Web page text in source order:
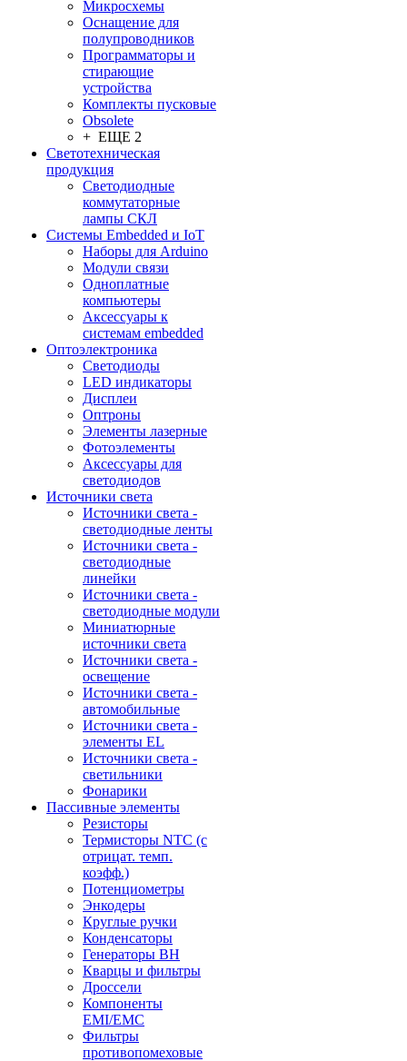
Микросхемы
Оснащение для
полупроводников
Программаторы и
стирающие
устройства
Комплекты пусковые
Obsolete
+ ЕЩЕ 2
Светотехническая
продукция
Светодиодные
коммутаторные
лампы СКЛ
Системы Embedded и IoT
Наборы для Arduino
Модули связи
Одноплатные
компьютеры
Аксессуары к
системам embedded
Oптоэлектроника
Светодиоды
LED индикаторы
Дисплеи
Оптроны
Элементы лазерные
Фотоэлементы
Аксессуары для
светодиодов
Источники света
Источники света -
светодиодные ленты
Источники света -
светодиодные
линейки
Источники света -
светодиодные модули
Миниатюрные
источники света
Источники света -
освещение
Источники света -
автомобильные
Источники света -
элементы EL
Источники света -
светильники
Фонарики
Пассивные элементы
Резисторы
Термисторы NTC (с
отрицат. темп.
коэфф.)
Потенциометры
Энкодеры
Круглые ручки
Конденсаторы
Генераторы ВН
Кварцы и фильтры
Дроссели
Компоненты
EMI/EMC
Фильтры
противопомеховые